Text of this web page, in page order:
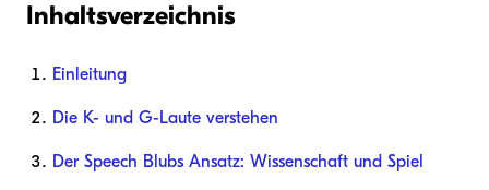
Inhaltsverzeichnis
Einleitung
Die K- und G-Laute verstehen
Der Speech Blubs Ansatz: Wissenschaft und Spiel